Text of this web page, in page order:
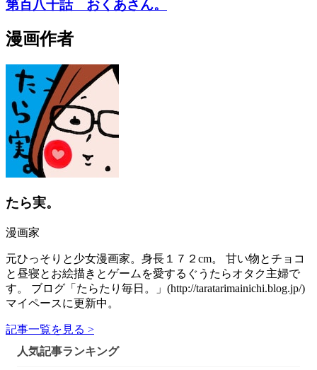
第百八十話 おくあさん。
漫画作者
たら実。
漫画家
元ひっそりと少女漫画家。身長１７２cm。 甘い物とチョコ
と昼寝とお絵描きとゲームを愛するぐうたらオタク主婦で
す。 ブログ「たらたり毎日。」(http://taratarimainichi.blog.jp/)
マイペースに更新中。
記事一覧を見る >
人気記事ランキング